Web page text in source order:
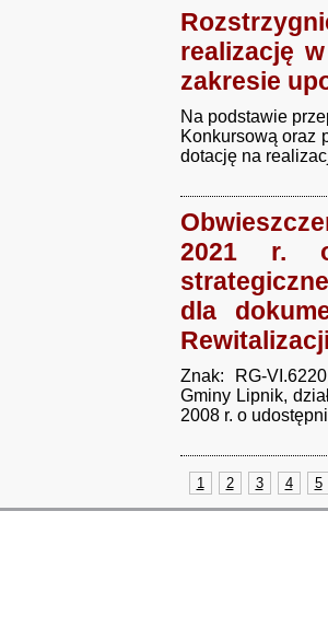
realizację
zakresie
Na podstawie
Konkursową oraz
dotację na
2021 r. o
dla
Znak: RG-
Gminy Lipnik,
2008 r. o
1 2 3 4 5